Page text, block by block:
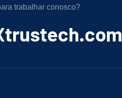
trabalhar conosco?